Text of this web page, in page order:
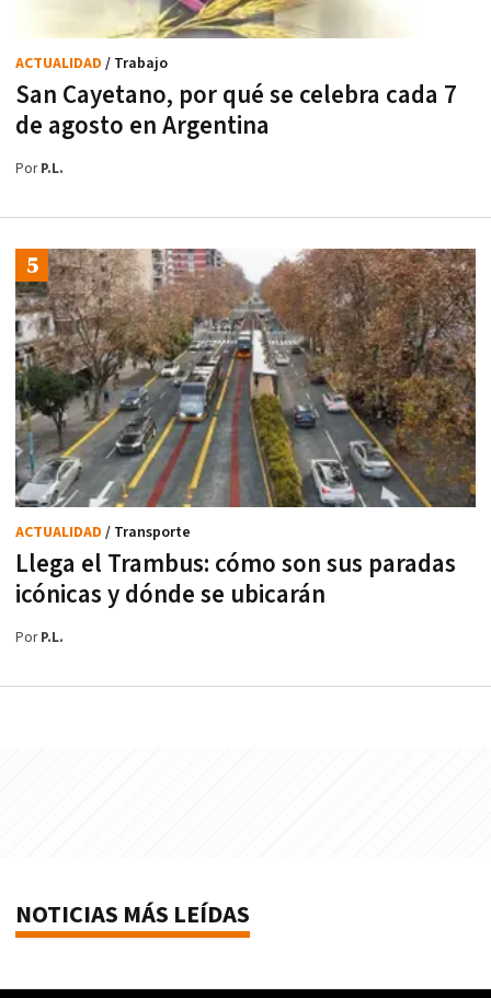
San Cayetano, por qué se celebra cada 7
de agosto en Argentina
ACTUALIDAD / Trabajo
PorP.L.
Llega el Trambus: cómo son sus paradas
icónicas y dónde se ubicarán
ACTUALIDAD / Transporte
PorP.L.
NOTICIAS MÁS LEÍDAS